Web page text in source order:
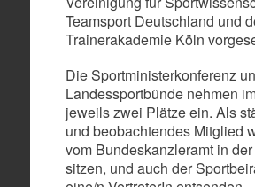
Teamsport Deutschland und
Trainerakademie Köln
Die Sportministerkonferenz
Landessportbünde nehmen
jeweils zwei Plätze ein. Als
und beobachtendes Mitglied
vom Bundeskanzleramt in
sitzen, und auch der